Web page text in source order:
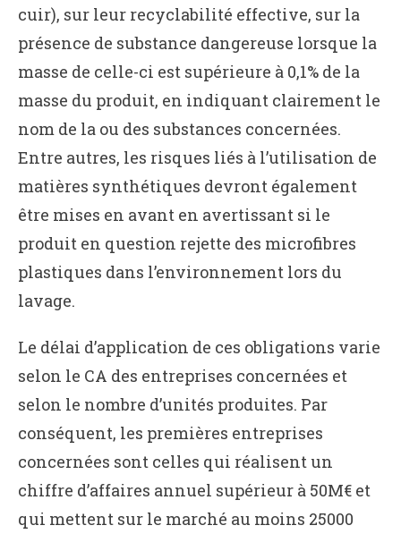
cuir), sur leur recyclabilité effective, sur la
présence de substance dangereuse lorsque la
masse de celle-ci est supérieure à 0,1% de la
masse du produit, en indiquant clairement le
nom de la ou des substances concernées.
Entre autres, les risques liés à l’utilisation de
matières synthétiques devront également
être mises en avant en avertissant si le
produit en question rejette des microfibres
plastiques dans l’environnement lors du
lavage.
Le délai d’application de ces obligations varie
selon le CA des entreprises concernées et
selon le nombre d’unités produites. Par
conséquent, les premières entreprises
concernées sont celles qui réalisent un
chiffre d’affaires annuel supérieur à 50M€ et
qui mettent sur le marché au moins 25000